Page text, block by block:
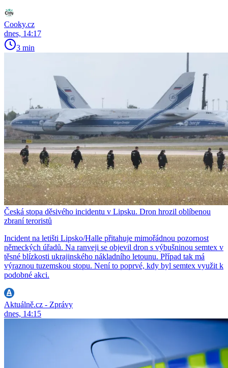
Cooky.cz
dnes, 14:17
3 min
Česká stopa děsivého incidentu v Lipsku. Dron hrozil oblíbenou
zbraní teroristů
Incident na letišti Lipsko/Halle přitahuje mimořádnou pozornost
německých úřadů. Na ranveji se objevil dron s výbušninou semtex v
těsné blízkosti ukrajinského nákladního letounu. Případ tak má
výraznou tuzemskou stopu. Není to poprvé, kdy byl semtex využit k
podobné akci.
Aktuálně.cz - Zprávy
dnes, 14:15